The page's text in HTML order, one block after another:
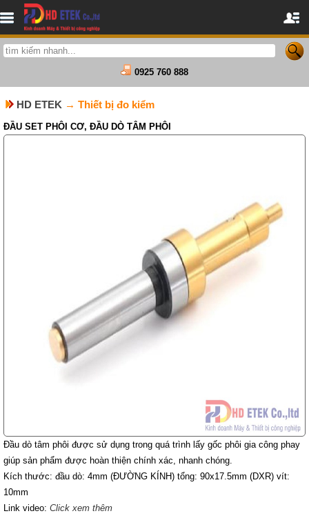
0925 760 888
HD ETEK → Thiết bị đo kiểm
ĐẦU SET PHÔI CƠ, ĐẦU DÒ TÂM PHÔI
Đầu dò tâm phôi được sử dụng trong quá trình lấy gốc phôi gia công phay
giúp sản phẩm được hoàn thiện chính xác, nhanh chóng.
Kích thước: đầu dò: 4mm (ĐƯỜNG KÍNH) tổng: 90x17.5mm (DXR) vít:
10mm
Link video: Click xem thêm